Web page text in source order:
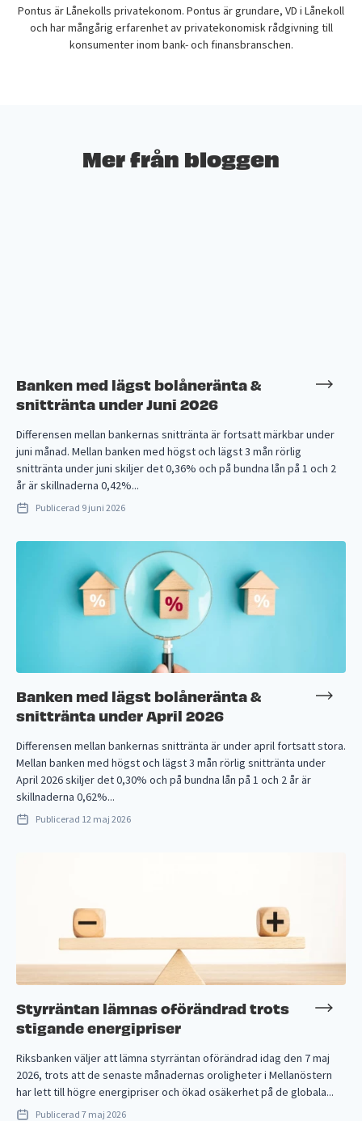
Pontus är Lånekolls privatekonom. Pontus är grundare, VD i Lånekoll
och har mångårig erfarenhet av privatekonomisk rådgivning till
konsumenter inom bank- och finansbranschen.
Mer från bloggen
Banken med lägst bolåneränta &
snittränta under Juni 2026
Differensen mellan bankernas snittränta är fortsatt märkbar under
juni månad. Mellan banken med högst och lägst 3 mån rörlig
snittränta under juni skiljer det 0,36% och på bundna lån på 1 och 2
år är skillnaderna 0,42%...
Publicerad 9 juni 2026
Banken med lägst bolåneränta &
snittränta under April 2026
Differensen mellan bankernas snittränta är under april fortsatt stora.
Mellan banken med högst och lägst 3 mån rörlig snittränta under
April 2026 skiljer det 0,30% och på bundna lån på 1 och 2 år är
skillnaderna 0,62%...
Publicerad 12 maj 2026
Styrräntan lämnas oförändrad trots
stigande energipriser
Riksbanken väljer att lämna styrräntan oförändrad idag den 7 maj
2026, trots att de senaste månadernas oroligheter i Mellanöstern
har lett till högre energipriser och ökad osäkerhet på de globala...
Publicerad 7 maj 2026